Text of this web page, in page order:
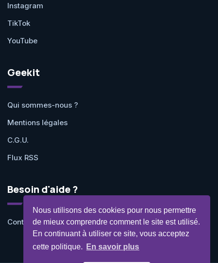
Nous utilisons des cookies pour nous permettre
de mieux comprendre comment le site est utilisé.
En continuant à utiliser ce site, vous acceptez
cette politique.
En savoir plus
Instagram
TikTok
YouTube
Geekit
Qui sommes-nous ?
Mentions légales
C.G.U.
Flux RSS
Besoin d'aide ?
Contactez-nous